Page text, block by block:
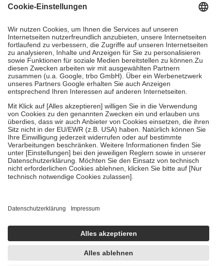
Kosten dafür, der Versicherte trägt einen Teil davon als Zuzahlung
Grundsätzlich leisten Mitglieder Zuzahlungen in Höhe von zehn
Prozent des Abgabepreises,mindestensjedochfünf Euround
höchstens zehn Euro.Es sind jedoch nie mehr als die
tatsächlichen Kosten der Leistung zu entrichten.
Diese Regeln gelten grundsätzlich auch für Online-Apotheken.
Bei Heilmitteln und häuslicher Krankenpflege beträgt die
Zuzahlung zehn Prozent der Kosten sowie zehn Euro je
Um das Engagement der Versicherten für ihre eigene Gesundheit
zu stärken und die besondere Stellung der Familie zu unterstützen,
fallenkeine Zuzahlungenan bei:
• Kindern und Jugendlichen bis zum vollendeten 18. Lebensjahr
mit Ausnahme der Fahrkosten
• Untersuchungen zur Vorsorge und Früherkennung, die von der
GKV getragen werden
• empfohlenen Schutzimpfungen
Wir nutzen Trusted Shops als unabhängigen Dienstleister für die
getroffen, um sicherzustellen, dass es sich um echte Bewertungen
handelt. Mehr Informationen findest du hier:
https://help.etrusted.com/hc/de/articles/4419944605341